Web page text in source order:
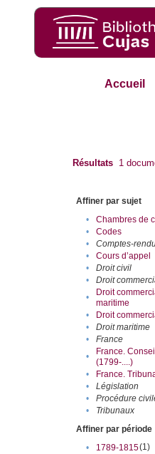
Accueil
Résultats 1
Affiner par sujet
•
Chambres de
•
Codes
•
Comptes-
•
Cours d’appel
•
Droit civil
•
Droit
•
Droit
maritime
• Droit
•
Droit maritime
•
France
•
France.
(1799-....)
• France.
•
Législation
•
Procédure
•
Tribunaux
Affiner par période
•
1789-1815(1)